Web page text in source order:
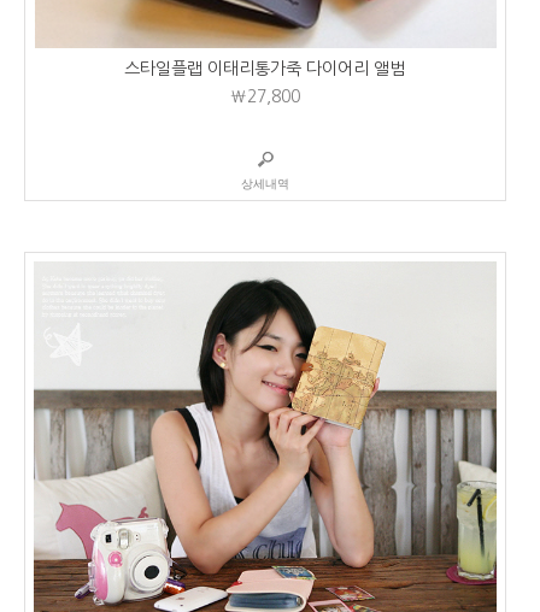
스타일플랩 이태리통가죽 다이어리 앨범
₩27,800
상세내역